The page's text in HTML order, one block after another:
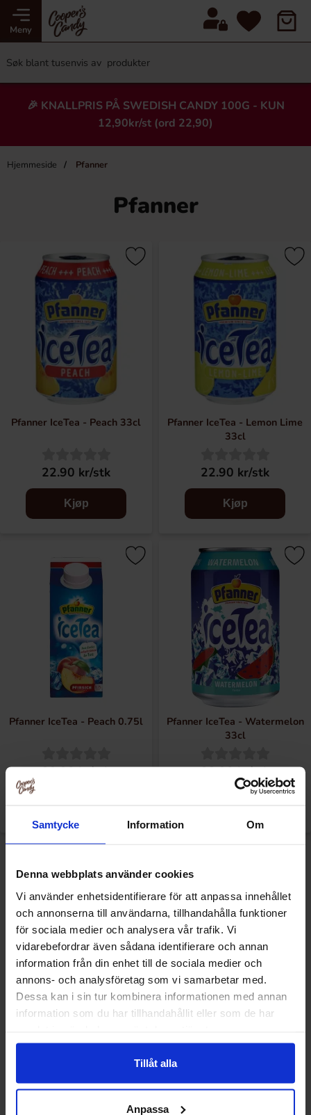
Samtycke Information Om
Denna webbplats använder cookies
Vi använder enhetsidentifierare för att anpassa innehållet
och annonserna till användarna, tillhandahålla funktioner
för sociala medier och analysera vår trafik. Vi
vidarebefordrar även sådana identifierare och annan
information från din enhet till de sociala medier och
annons- och analysföretag som vi samarbetar med.
Dessa kan i sin tur kombinera informationen med annan
information som du har tillhandahållit eller som de har
Tillåt alla
Anpassa
Meny
🎉 KNALLPRIS PÅ SWEDISH CANDY 100G - KUN
12,90kr/st (ord 22,90)
Hjemmeside Pfanner
Pfanner
Pfanner IceTea - Peach 33cl
22.90 kr/stk
Kjøp
Pfanner IceTea - Lemon Lime
33cl
22.90 kr/stk
Kjøp
Pfanner IceTea - Peach 0.75l
29.90 kr/stk
Pfanner IceTea - Watermelon
33cl
22.90 kr/stk
Pfanner IceTea - Watermelon
Pfanner IceTea - Wild Cherry